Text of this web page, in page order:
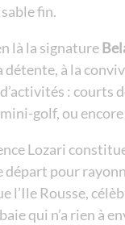
fin.
là la signature
détente, à la
: courts
golf, ou
Lozari
pour
l’Ile Rousse,
qui n’a rien à